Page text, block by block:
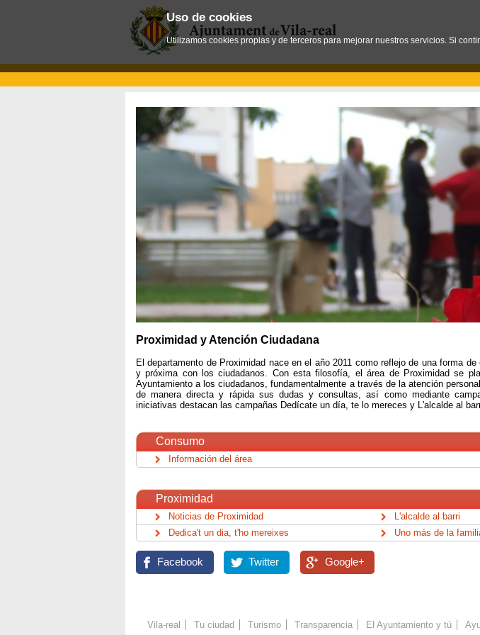
Proximidad y Atención Ciudadana
El departamento de Proximidad nace en el año 2011 como reflejo de una forma
y próxima con los ciudadanos. Con esta filosofía, el área de Proximidad se
Ayuntamiento a los ciudadanos, fundamentalmente a través de la atención
de manera directa y rápida sus dudas y consultas, así como mediante
iniciativas destacan las campañas Dedícate un día, te lo mereces y L'alcalde al
Consumo
Información del área
Proximidad
Noticias de Proximidad
Dedica't un dia, t'ho mereixes
L'alcalde al barri
Uno más de la
Facebook Twitter Google+
Vila-real Tu ciudad Turismo Transparencia El Ayuntamiento y tú
Uso de cookies
Utilizamos cookies propias y de terceros para mejorar nuestros servicios. Si